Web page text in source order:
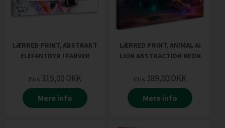
LÆRRED PRINT, ABSTRAKT
ELEFANTDYR I FARVER
Pris 319,00 DKK
Mere info
LÆRRED PRINT, ANIMAL AI
LION ABSTRACTION NEON
Pris 389,00 DKK
Mere info